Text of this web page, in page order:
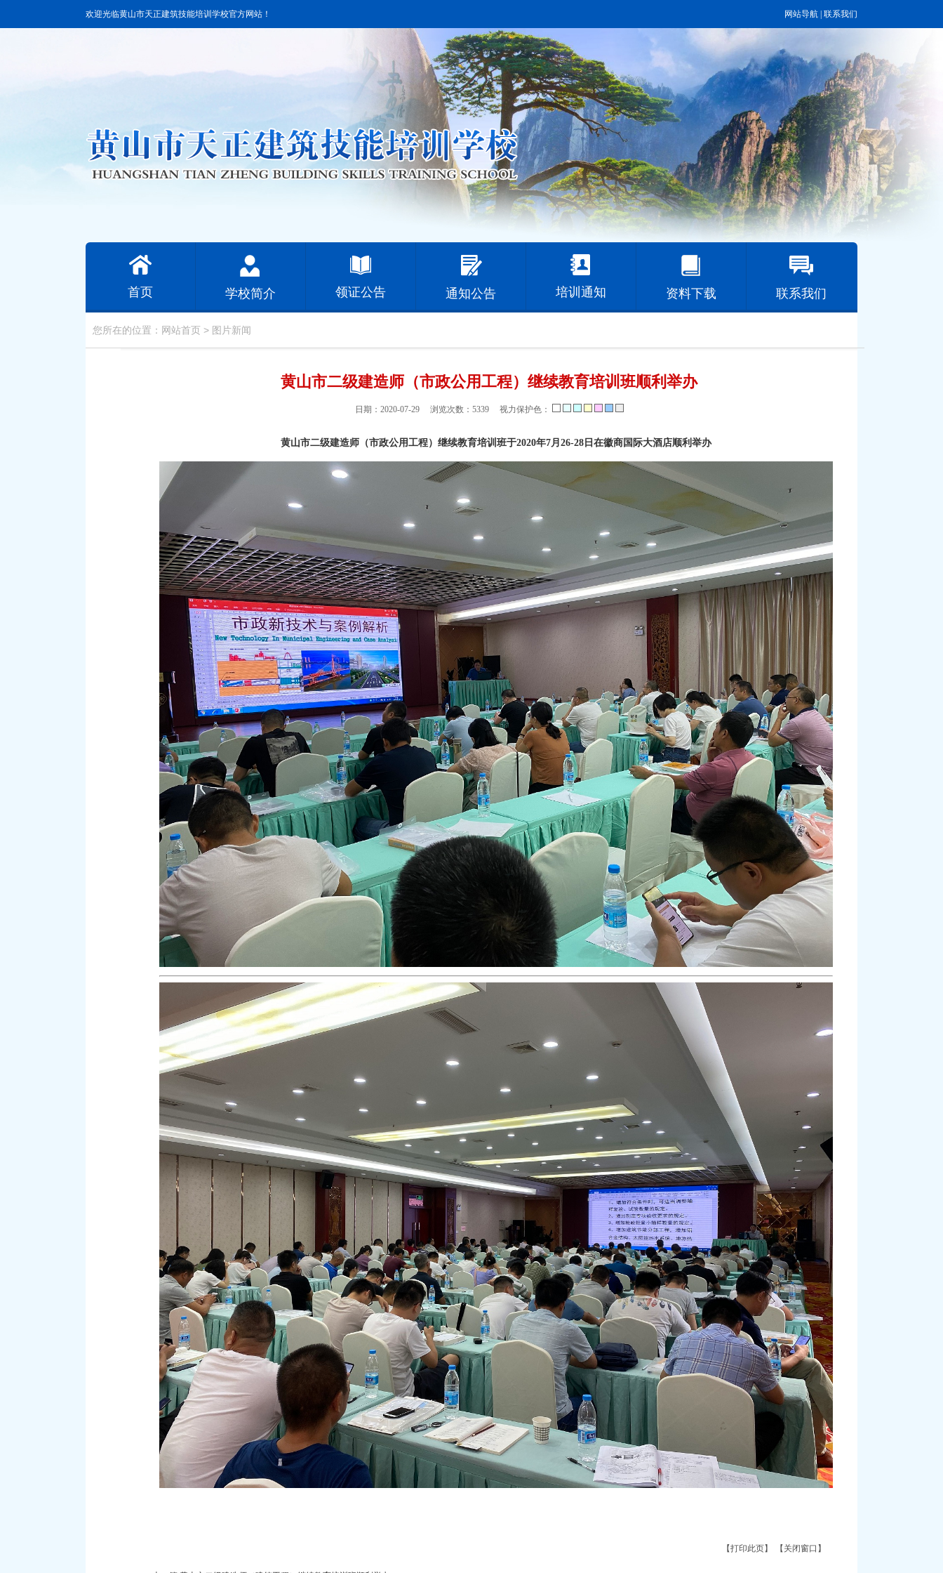
欢迎光临黄山市天正建筑技能培训学校官方网站！ 网站导航 联系我们
首页 学校简介 领证公告 通知公告 培训通知 资料下载 联系我们
您所在的位置： 网站首页 > 图片新闻
黄山市二级建造师（市政公用工程）继续教育培训班顺利举办
日期：2020-07-29 浏览次数： 5339视力保护色：
黄山市二级建造师（市政公用工程）继续教育培训班于2020年7月26-28日在徽商国际大酒店顺利举办
【打印此页】 【关闭窗口】